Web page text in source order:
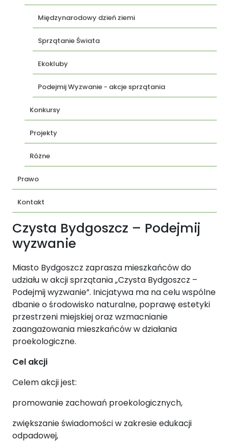
Międzynarodowy dzień ziemi
Sprzątanie Świata
Ekokluby
Podejmij Wyzwanie - akcje sprzątania
Konkursy
Projekty
Różne
Prawo
Kontakt
Czysta Bydgoszcz – Podejmij
wyzwanie
Miasto Bydgoszcz zaprasza mieszkańców do
udziału w akcji sprzątania „Czysta Bydgoszcz –
Podejmij wyzwanie”. Inicjatywa ma na celu wspólne
dbanie o środowisko naturalne, poprawę estetyki
przestrzeni miejskiej oraz wzmacnianie
zaangażowania mieszkańców w działania
proekologiczne.
Cel akcji
Celem akcji jest:
promowanie zachowań proekologicznych,
zwiększanie świadomości w zakresie edukacji
odpadowej,